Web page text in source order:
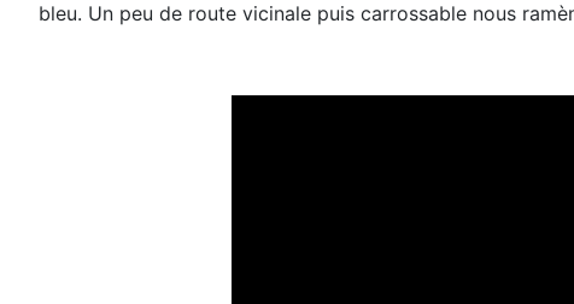
bleu. Un peu de route vicinale puis carrossable nous